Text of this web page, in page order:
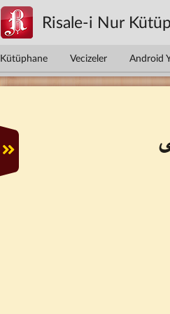
Risale-i Nur
Kütüphane Vecizeler Android